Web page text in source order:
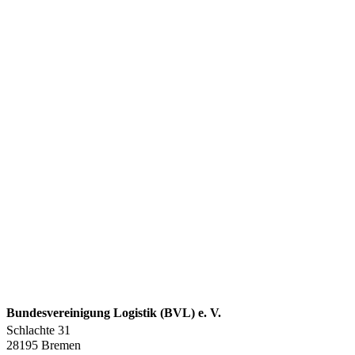
Bundesvereinigung Logistik (BVL) e. V.
Schlachte 31
28195 Bremen